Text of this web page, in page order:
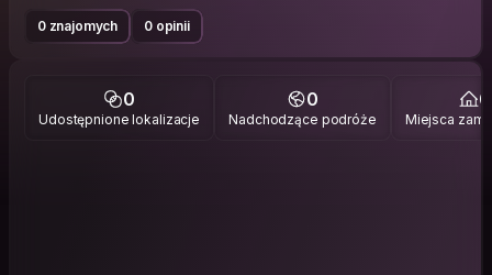
0 znajomych 0 opinii
0
Udostępnione lokalizacje
0
Nadchodzące podróże
0
Miejsca